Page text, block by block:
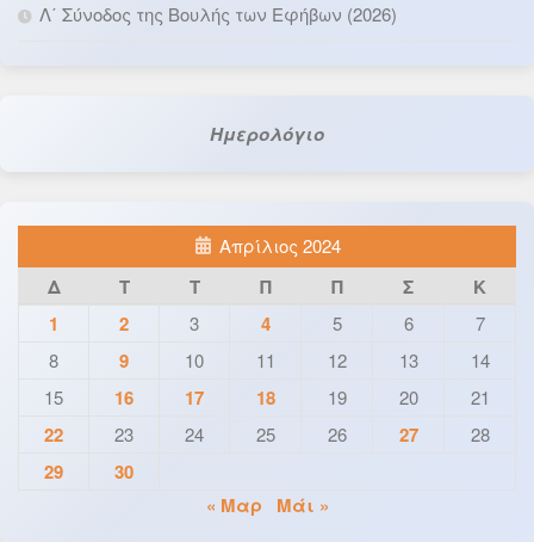
Λ΄ Σύνοδος της Βουλής των Εφήβων (2026)
Ημερολόγιο
Απρίλιος 2024
Δ Τ Τ Π Π Σ
Κ
1
2 3 4 5 6
7
8
9 10 11 12 13
14
15
16 17 18 19 20 21
22 23 24 25 26 27 28
29
30
« Μαρ
Μάι »